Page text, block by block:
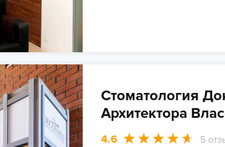
Стоматология
Архитектора
4.6 5